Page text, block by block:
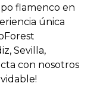
flamenco en
única
Sevilla,
con nosotros